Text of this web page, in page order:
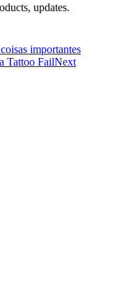
updates.
importantes
Tattoo FailNext